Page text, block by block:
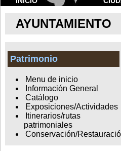
AYUNTAMIENTO
Patrimonio
Menu de inicio
Información General
Catálogo
Exposiciones/Actividades
Itinerarios/rutas
patrimoniales
Conservación/